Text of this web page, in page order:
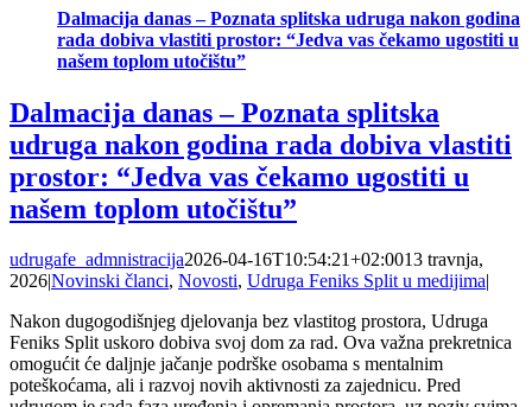
Dalmacija danas – Poznata splitska udruga nakon godina
rada dobiva vlastiti prostor: “Jedva vas čekamo ugostiti u
našem toplom utočištu”
Dalmacija danas – Poznata splitska
udruga nakon godina rada dobiva vlastiti
prostor: “Jedva vas čekamo ugostiti u
našem toplom utočištu”
udrugafe_admnistracija2026-04-16T10:54:21+02:0013 travnja,
2026|Novinski članci, Novosti, Udruga Feniks Split u medijima|
Nakon dugogodišnjeg djelovanja bez vlastitog prostora, Udruga
Feniks Split uskoro dobiva svoj dom za rad. Ova važna prekretnica
omogućit će daljnje jačanje podrške osobama s mentalnim
poteškoćama, ali i razvoj novih aktivnosti za zajednicu. Pred